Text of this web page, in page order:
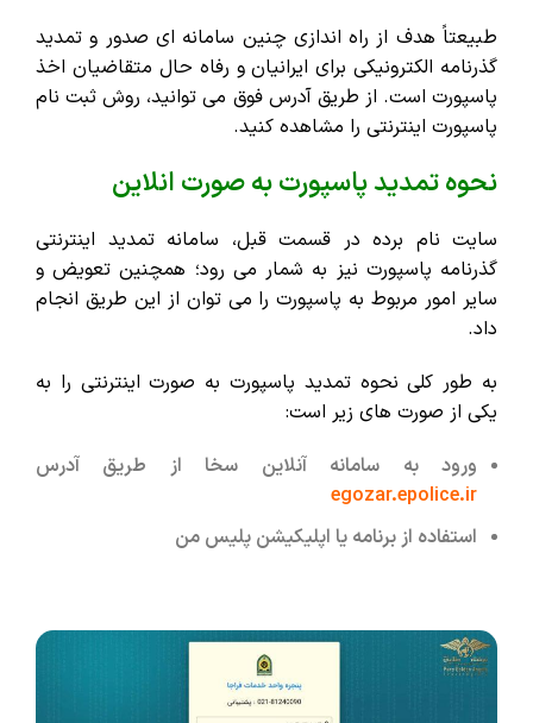
طبیعتاً هدف از راه اندازی چنین سامانه ای صدور و تمدید
گذرنامه الکترونیکی برای ایرانیان و رفاه حال متقاضیان اخذ
پاسپورت است. از طریق آدرس فوق می توانید، روش ثبت نام
پاسپورت اینترنتی را مشاهده کنید.
نحوه تمدید پاسپورت به صورت انلاین
سایت نام برده در قسمت قبل، سامانه تمدید اینترنتی
گذرنامه پاسپورت نیز به شمار می رود؛ همچنین تعویض و
سایر امور مربوط به پاسپورت را می توان از این طریق انجام
داد.
به طور کلی نحوه تمدید پاسپورت به صورت اینترنتی را به
یکی از صورت های زیر است:
ورود به سامانه آنلاین سخا از طریق آدرس
egozar.epolice.ir
استفاده از برنامه یا اپلیکیشن پلیس من